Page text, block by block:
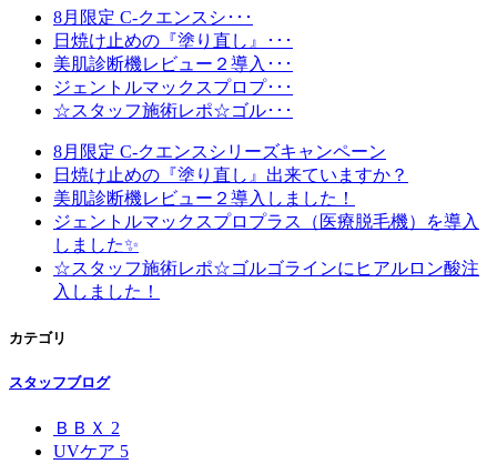
8月限定 C-クエンスシ･･･
日焼け止めの『塗り直し』･･･
美肌診断機レビュー２導入･･･
ジェントルマックスプロプ･･･
☆スタッフ施術レポ☆ゴル･･･
8月限定 C-クエンスシリーズキャンペーン
日焼け止めの『塗り直し』出来ていますか？
美肌診断機レビュー２導入しました！
ジェントルマックスプロプラス（医療脱毛機）を導入
しました✨
☆スタッフ施術レポ☆ゴルゴラインにヒアルロン酸注
入しました！
カテゴリ
スタッフブログ
ＢＢＸ 2
UVケア 5